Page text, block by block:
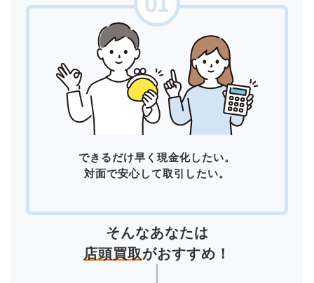
できるだけ早く現金化したい。
対面で安心して取引したい。
そんなあなたは
店頭買取がおすすめ！